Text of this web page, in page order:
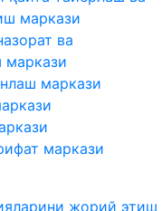
маркази
ва
маркази
маркази
маркази
жорий этиш